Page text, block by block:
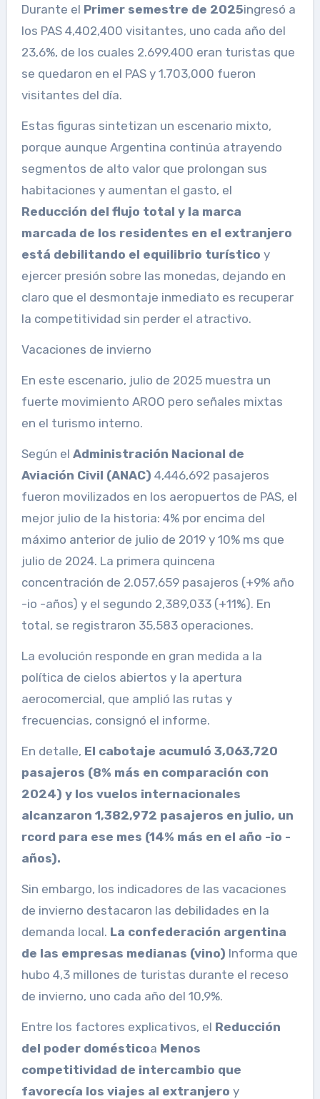
Durante el Primer semestre de 2025ingresó a
los PAS 4,402,400 visitantes, uno cada año del
23,6%, de los cuales 2.699,400 eran turistas que
se quedaron en el PAS y 1.703,000 fueron
visitantes del día.
Estas figuras sintetizan un escenario mixto,
porque aunque Argentina continúa atrayendo
segmentos de alto valor que prolongan sus
habitaciones y aumentan el gasto, el
Reducción del flujo total y la marca
marcada de los residentes en el extranjero
está debilitando el equilibrio turístico y
ejercer presión sobre las monedas, dejando en
claro que el desmontaje inmediato es recuperar
la competitividad sin perder el atractivo.
Vacaciones de invierno
En este escenario, julio de 2025 muestra un
fuerte movimiento AROO pero señales mixtas
en el turismo interno.
Según el Administración Nacional de
Aviación Civil (ANAC) 4,446,692 pasajeros
fueron movilizados en los aeropuertos de PAS, el
mejor julio de la historia: 4% por encima del
máximo anterior de julio de 2019 y 10% ms que
julio de 2024. La primera quincena
concentración de 2.057,659 pasajeros (+9% año
-io -años) y el segundo 2,389,033 (+11%). En
total, se registraron 35,583 operaciones.
La evolución responde en gran medida a la
política de cielos abiertos y la apertura
aerocomercial, que amplió las rutas y
frecuencias, consignó el informe.
En detalle, El cabotaje acumuló 3,063,720
pasajeros (8% más en comparación con
2024) y los vuelos internacionales
alcanzaron 1,382,972 pasajeros en julio, un
rcord para ese mes (14% más en el año -io -
años).
Sin embargo, los indicadores de las vacaciones
de invierno destacaron las debilidades en la
demanda local. La confederación argentina
de las empresas medianas (vino) Informa que
hubo 4,3 millones de turistas durante el receso
de invierno, uno cada año del 10,9%.
Entre los factores explicativos, el Reducción
del poder domésticoa Menos
competitividad de intercambio que
favorecía los viajes al extranjero y